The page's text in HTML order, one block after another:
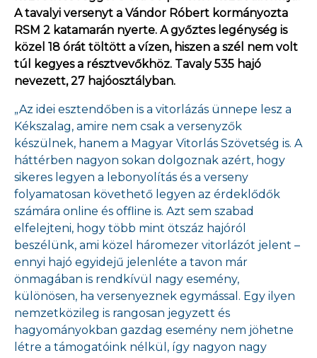
A tavalyi versenyt a Vándor Róbert kormányozta
RSM 2 katamarán nyerte. A győztes legénység is
közel 18 órát töltött a vízen, hiszen a szél nem volt
túl kegyes a résztvevőkhöz. Tavaly 535 hajó
nevezett, 27 hajóosztályban.
„Az idei esztendőben is a vitorlázás ünnepe lesz a
Kékszalag, amire nem csak a versenyzők
készülnek, hanem a Magyar Vitorlás Szövetség is. A
háttérben nagyon sokan dolgoznak azért, hogy
sikeres legyen a lebonyolítás és a verseny
folyamatosan követhető legyen az érdeklődők
számára online és offline is. Azt sem szabad
elfelejteni, hogy több mint ötszáz hajóról
beszélünk, ami közel háromezer vitorlázót jelent –
ennyi hajó egyidejű jelenléte a tavon már
önmagában is rendkívül nagy esemény,
különösen, ha versenyeznek egymással. Egy ilyen
nemzetközileg is rangosan jegyzett és
hagyományokban gazdag esemény nem jöhetne
létre a támogatóink nélkül, így nagyon nagy